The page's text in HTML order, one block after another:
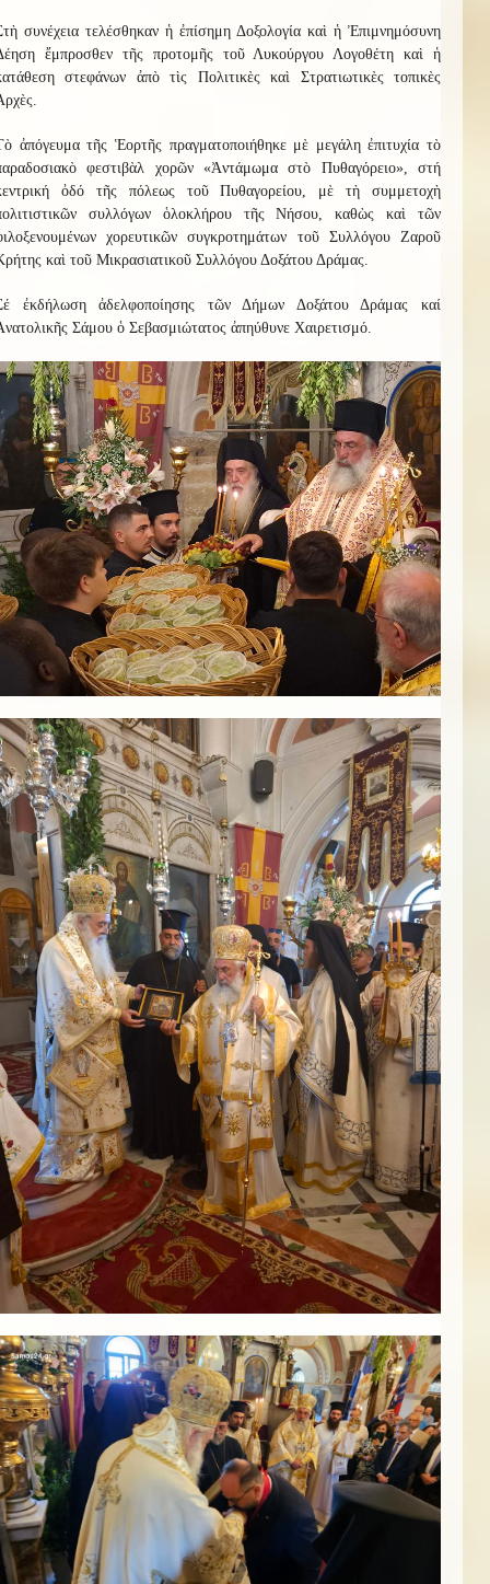
συνέχεια τελέσθηκαν ἡ ἐπίσημη Δοξολογία καὶ ἡ Ἐπιμνημόσυνη
ἔμπροσθεν τῆς προτομῆς τοῦ Λυκούργου Λογοθέτη καὶ ἡ
στεφάνων ἀπὸ τὶς Πολιτικὲς καὶ Στρατιωτικὲς τοπικὲς
ἀπόγευμα τῆς Ἑορτῆς πραγματοποιήθηκε μὲ μεγάλη ἐπιτυχία τὸ
φεστιβὰλ χορῶν «Ἀντάμωμα στὸ Πυθαγόρειο», στή
ὀδό τῆς πόλεως τοῦ Πυθαγορείου, μὲ τὴ συμμετοχὴ
συλλόγων ὁλοκλήρου τῆς Νήσου, καθὼς καὶ τῶν
χορευτικῶν συγκροτημάτων τοῦ Συλλόγου Ζαροῦ
καὶ τοῦ Μικρασιατικοῦ Συλλόγου Δοξάτου Δράμας.
ἐκδήλωση ἀδελφοποίησης τῶν Δήμων Δοξάτου Δράμας καί
Σάμου ὁ Σεβασμιώτατος ἀπηύθυνε Χαιρετισμό.